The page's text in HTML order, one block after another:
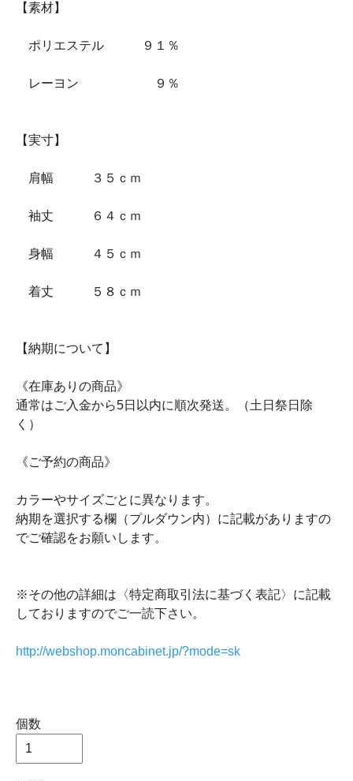
【素材】
ポリエステル ９１％
レーヨン ９％
【実寸】
肩幅 ３５ｃｍ
袖丈 ６４ｃｍ
身幅 ４５ｃｍ
着丈 ５８ｃｍ
【納期について】
《在庫ありの商品》
通常はご入金から5日以内に順次発送。（土日祭日除
く）
《ご予約の商品》
カラーやサイズごとに異なります。
納期を選択する欄（プルダウン内）に記載がありますの
でご確認をお願いします。
※その他の詳細は〈特定商取引法に基づく表記〉に記載
しておりますのでご一読下さい。
http://webshop.moncabinet.jp/?mode=sk
個数